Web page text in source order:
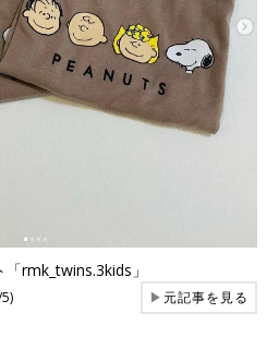
rmk_twins.3kids」
▶元記事を見る